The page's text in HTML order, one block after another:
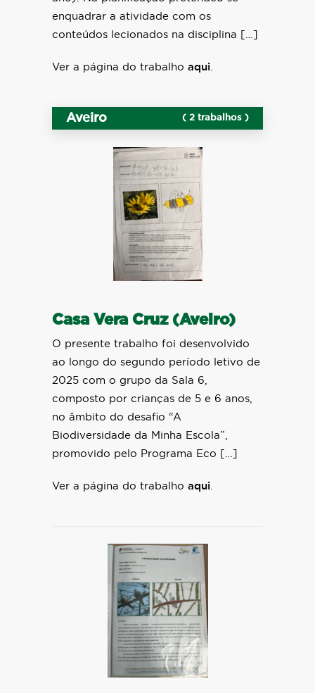
enquadrar a atividade com os
conteúdos lecionados na disciplina […]
Ver a página do trabalho aqui.
Aveiro ( 2 trabalhos )
Casa Vera Cruz (Aveiro)
O presente trabalho foi desenvolvido
ao longo do segundo período letivo de
2025 com o grupo da Sala 6,
composto por crianças de 5 e 6 anos,
no âmbito do desafio “A
Biodiversidade da Minha Escola”,
promovido pelo Programa Eco […]
Ver a página do trabalho aqui